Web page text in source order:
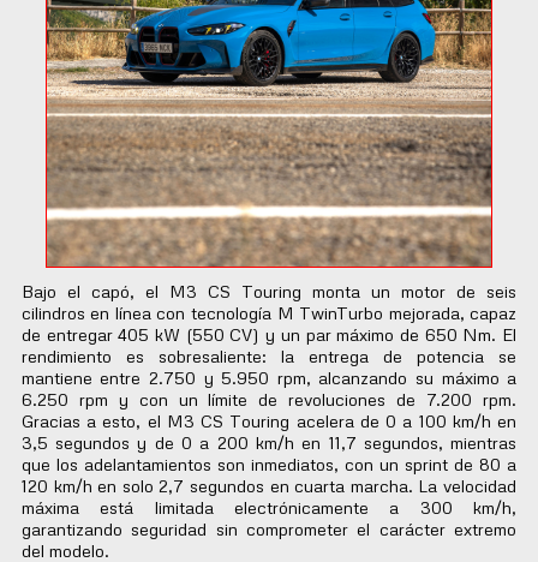
Bajo el capó, el M3 CS Touring monta un motor de seis
cilindros en línea con tecnología M TwinTurbo mejorada, capaz
de entregar 405 kW (550 CV) y un par máximo de 650 Nm. El
rendimiento es sobresaliente: la entrega de potencia se
mantiene entre 2.750 y 5.950 rpm, alcanzando su máximo a
6.250 rpm y con un límite de revoluciones de 7.200 rpm.
Gracias a esto, el M3 CS Touring acelera de 0 a 100 km/h en
3,5 segundos y de 0 a 200 km/h en 11,7 segundos, mientras
que los adelantamientos son inmediatos, con un sprint de 80 a
120 km/h en solo 2,7 segundos en cuarta marcha. La velocidad
máxima está limitada electrónicamente a 300 km/h,
garantizando seguridad sin comprometer el carácter extremo
del modelo.